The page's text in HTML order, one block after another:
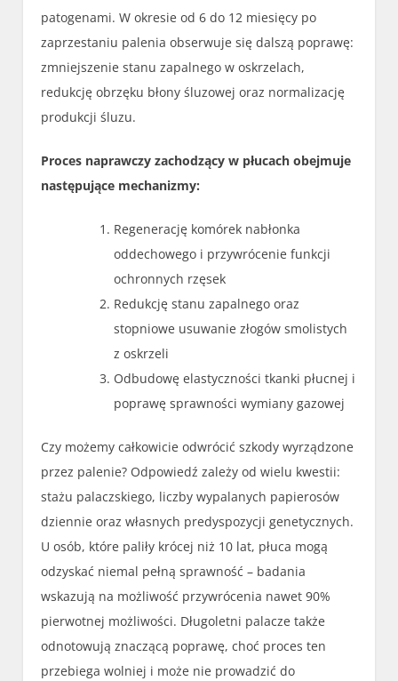
patogenami. W okresie od 6 do 12 miesięcy po
zaprzestaniu palenia obserwuje się dalszą poprawę:
zmniejszenie stanu zapalnego w oskrzelach,
redukcję obrzęku błony śluzowej oraz normalizację
produkcji śluzu.
Proces naprawczy zachodzący w płucach obejmuje
następujące mechanizmy:
Regenerację komórek nabłonka
oddechowego i przywrócenie funkcji
ochronnych rzęsek
Redukcję stanu zapalnego oraz
stopniowe usuwanie złogów smolistych
z oskrzeli
Odbudowę elastyczności tkanki płucnej i
poprawę sprawności wymiany gazowej
Czy możemy całkowicie odwrócić szkody wyrządzone
przez palenie? Odpowiedź zależy od wielu kwestii:
stażu palaczskiego, liczby wypalanych papierosów
dziennie oraz własnych predyspozycji genetycznych.
U osób, które paliły krócej niż 10 lat, płuca mogą
odzyskać niemal pełną sprawność – badania
wskazują na możliwość przywrócenia nawet 90%
pierwotnej możliwości. Długoletni palacze także
odnotowują znaczącą poprawę, choć proces ten
przebiega wolniej i może nie prowadzić do